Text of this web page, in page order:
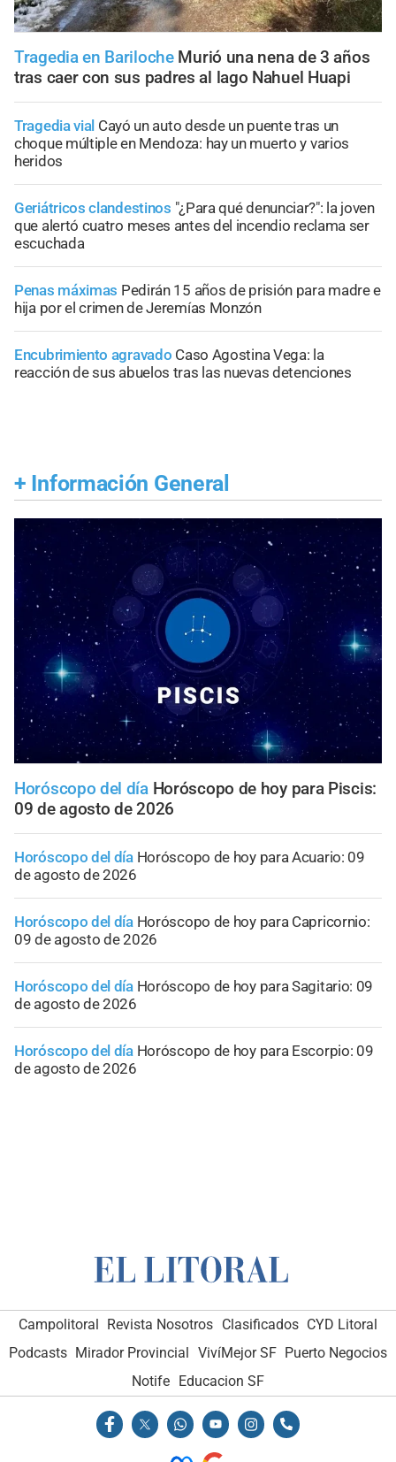
Tragedia en Bariloche Murió una nena de 3 años
tras caer con sus padres al lago Nahuel Huapi
Tragedia vial Cayó un auto desde un puente tras un
choque múltiple en Mendoza: hay un muerto y varios
heridos
Geriátricos clandestinos "¿Para qué denunciar?": la joven
que alertó cuatro meses antes del incendio reclama ser
escuchada
Penas máximas Pedirán 15 años de prisión para madre e
hija por el crimen de Jeremías Monzón
Encubrimiento agravado Caso Agostina Vega: la
reacción de sus abuelos tras las nuevas detenciones
+ Información General
Horóscopo del día Horóscopo de hoy para Piscis:
09 de agosto de 2026
Horóscopo del día Horóscopo de hoy para Acuario: 09
de agosto de 2026
Horóscopo del día Horóscopo de hoy para Capricornio:
09 de agosto de 2026
Horóscopo del día Horóscopo de hoy para Sagitario: 09
de agosto de 2026
Horóscopo del día Horóscopo de hoy para Escorpio: 09
de agosto de 2026
Campolitoral Revista Nosotros Clasificados CYD Litoral
Podcasts Mirador Provincial VivíMejor SF Puerto Negocios
Notife
Educacion SF